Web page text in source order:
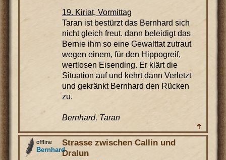
19. Kiriat, Vormittag
Taran ist bestürzt das Bernhard sich
nicht gleich freut. dann beleidigt das
Bernie ihm so eine Gewalttat zutraut
wegen einem, für den Hippogreif,
wertlosen Eisending. Er klärt die
Situation auf und kehrt dann Verletzt
und gekränkt Bernhard den Rücken
zu.
Bernhard, Taran
Strasse zwischen Callin und
Dralun
Bernhard